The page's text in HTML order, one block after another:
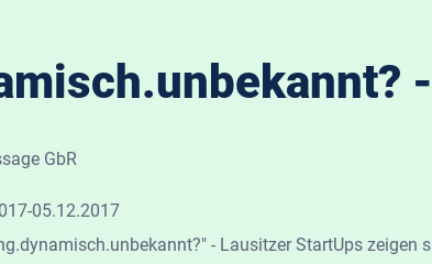
GbR
05.12.2017
- Lausitzer StartUps zeigen